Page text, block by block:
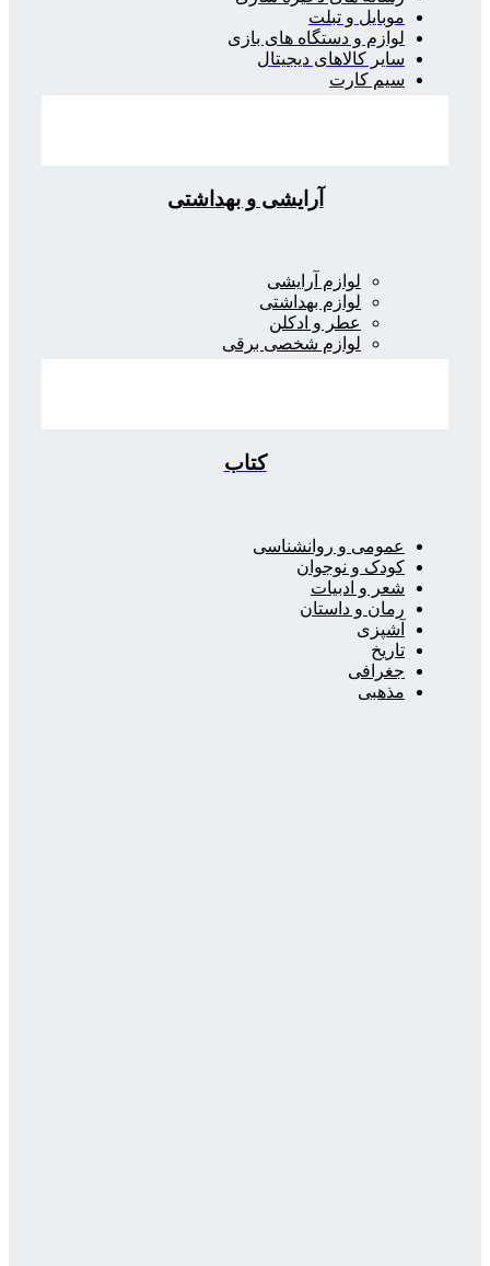
موبایل و تبلت
لوازم و دستگاه های بازی
سایر کالاهای دیجیتال
سیم کارت
آرایشی و بهداشتی
لوازم آرایشی
لوازم بهداشتی
عطر و ادکلن
لوازم شخصی برقی
کتاب
عمومی و روانشناسی
کودک و نوجوان
شعر و ادبیات
رمان و داستان
آشپزی
تاریخ
جغرافی
مذهبی